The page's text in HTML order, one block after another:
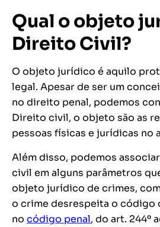
Qual o objeto
Direito Civil?
O objeto jurídico é aquilo
legal. Apesar de ser um
no direito penal, podemos
Direito civil, o objeto são as
pessoas físicas e jurídicas no
Além disso, podemos
civil em alguns parâmetros
objeto jurídico de crimes,
o crime desrespeita o código
no código penal, do art. 244º